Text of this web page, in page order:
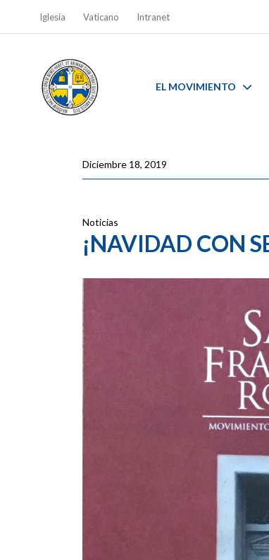
Iglesia Vaticano Intranet
EL MOVIMIENTO
Diciembre 18, 2019
Noticias
¡NAVIDAD CON